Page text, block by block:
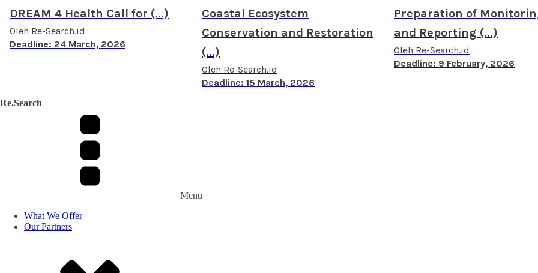
DREAM 4 Health Call for (...)
Oleh Re-Search.id
Deadline: 24 March, 2026
Coastal Ecosystem
Conservation and Restoration
(...)
Oleh Re-Search.id
Deadline: 15 March, 2026
Preparation of
and Reporting (...)
Oleh Re-Search.id
Deadline: 9 February, 2026
Re.Search
Menu
What We Offer
Our Partners